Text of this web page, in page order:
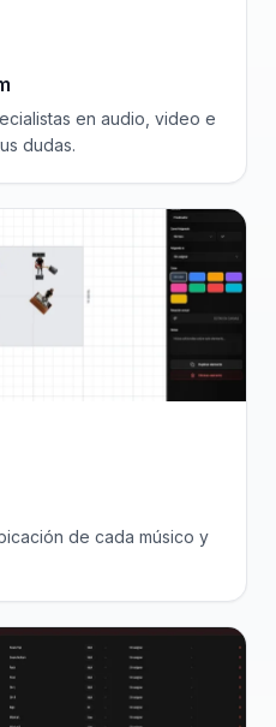
en audio, video e
dudas.
de cada músico y